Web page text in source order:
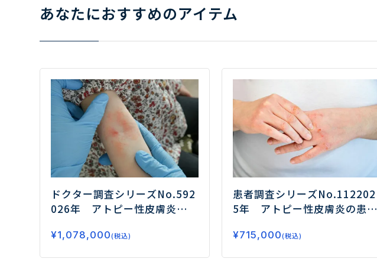
あなたにおすすめのアイテム
ドクター調査シリーズNo.592
026年 アトピー性皮膚炎（A
（生物学的製剤/JAK阻害薬）
¥1,078,000(税込)
患者調査シリーズNo.112202
5年 アトピー性皮膚炎の患者
製剤の治療実態を調査／いず
¥715,000(税込)